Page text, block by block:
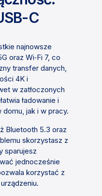
C
najnowsze
oraz Wi‑Fi 7, co
transfer danych,
4K i
w zatłoczonych
ładowanie i
domu, jak i w pracy.
Bluetooth 5.3 oraz
skorzystasz z
sparujesz
jednocześnie
korzystać z